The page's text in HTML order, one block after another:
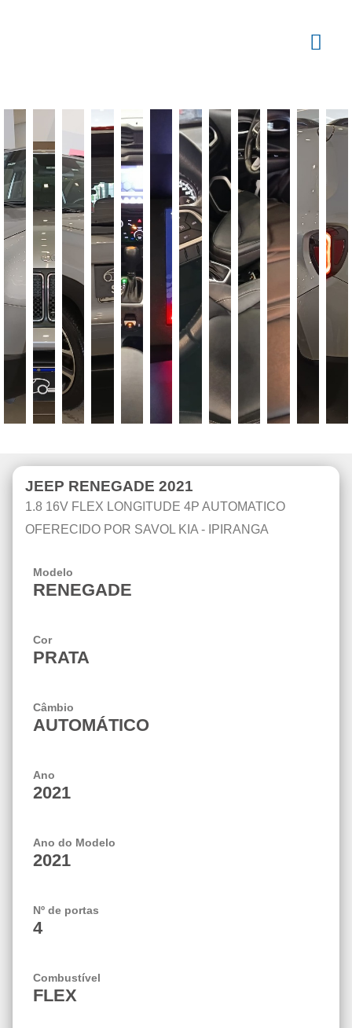
JEEP RENEGADE 2021
1.8 16V FLEX LONGITUDE 4P AUTOMATICO
OFERECIDO POR SAVOL KIA - IPIRANGA
Modelo
RENEGADE
Cor
PRATA
Câmbio
AUTOMÁTICO
Ano
2021
Ano do Modelo
2021
Nº de portas
4
Combustível
FLEX